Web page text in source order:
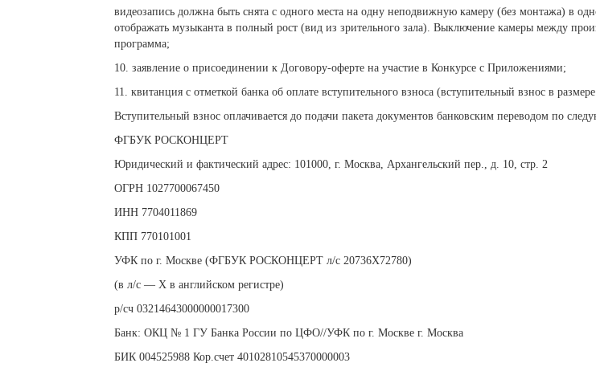
видеозапись должна быть снята с одного места на одну неподвижную камеру (без монтажа) в
отображать музыканта в полный рост (вид из зрительного зала). Выключение камеры между
программа;
10. заявление о присоединении к Договору-оферте на участие в Конкурсе с Приложениями;
11. квитанция с отметкой банка об оплате вступительного взноса (вступительный взнос в
Вступительный взнос оплачивается до подачи пакета документов банковским переводом по
ФГБУК РОСКОНЦЕРТ
Юридический и фактический адрес: 101000, г. Москва, Архангельский пер., д. 10, стр. 2
ОГРН 1027700067450
ИНН 7704011869
КПП 770101001
УФК по г. Москве (ФГБУК РОСКОНЦЕРТ л/с 20736Х72780)
(в л/с — Х в английском регистре)
р/сч 03214643000000017300
Банк: ОКЦ № 1 ГУ Банка России по ЦФО//УФК по г. Москве г. Москва
БИК 004525988 Кор.счет 40102810545370000003